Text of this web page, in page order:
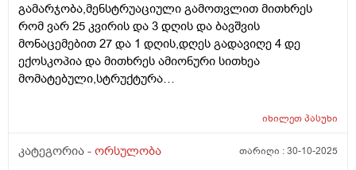
გამარჯობა,მენსტრუაციული გამოთვლით მითხრეს
რომ ვარ 25 კვირის და 3 დღის და ბავშვის
მონაცემებით 27 და 1 დღის,დღეს გადავიღე 4 დე
ექოსკოპია და მითხრეს ამიონური სითხეა
მომატებული,სტრუქტურა
ნაადრევი მშობიარობის,მაქვს ამ ბოლოს წელის
და ხაჭოსებრი გამონადენი,ნაცხის ანალიზმა კანდიდა
იხილეთპასუხი
კატეგორია - ორსულობა თარიღი :30-10-2025